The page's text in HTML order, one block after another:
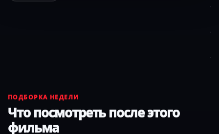
ПОДБОРКА НЕДЕЛИ
Что посмотреть после этого
фильма